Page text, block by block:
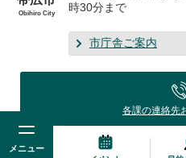
メニュー
Obihiro City
時30分まで
市庁舎ご案内
各課の連絡先